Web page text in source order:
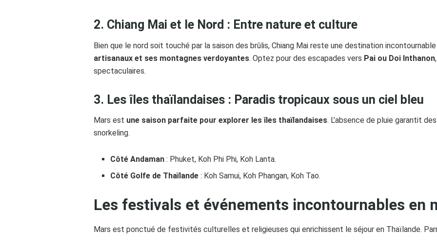
2. Chiang Mai et le Nord : Entre nature et culture
Bien que le nord soit touché par la saison des brûlis, Chiang Mai reste une destination
artisanaux et ses montagnes verdoyantes. Optez pour des escapades vers Pai ou Doi Inthanon
spectaculaires.
3. Les îles thaïlandaises : Paradis tropicaux sous un ciel bleu
Mars est une saison parfaite pour explorer les îles thaïlandaises. L’absence de pluie garantit
snorkeling.
Côté Andaman : Phuket, Koh Phi Phi, Koh Lanta.
Côté Golfe de Thaïlande : Koh Samui, Koh Phangan, Koh Tao.
Les festivals et événements incontournables en
Mars est ponctué de festivités culturelles et religieuses qui enrichissent le séjour en Thaïlande.